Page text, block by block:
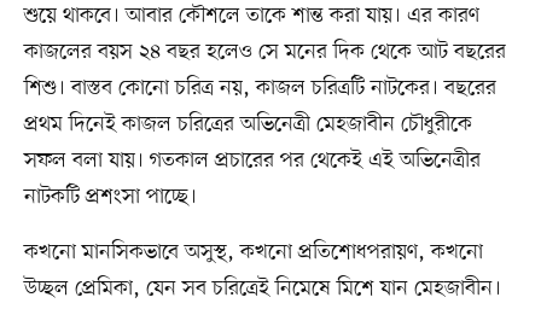
শুয়ে থাকবে। আবার কৌশলে তাকে শান্ত করা যায়। এর কারণ
কাজলের বয়স ২৪ বছর হলেও সে মনের দিক থেকে আট বছরের
শিশু। বাস্তব কোনো চরিত্র নয়, কাজল চরিত্রটি নাটকের। বছরের
প্রথম দিনেই কাজল চরিত্রের অভিনেত্রী মেহজাবীন চৌধুরীকে
সফল বলা যায়। গতকাল প্রচারের পর থেকেই এই অভিনেত্রীর
নাটকটি প্রশংসা পাচ্ছে।
কখনো মানসিকভাবে অসুস্থ, কখনো প্রতিশোধপরায়ণ, কখনো
উচ্ছল প্রেমিকা, যেন সব চরিত্রেই নিমেষে মিশে যান মেহজাবীন।